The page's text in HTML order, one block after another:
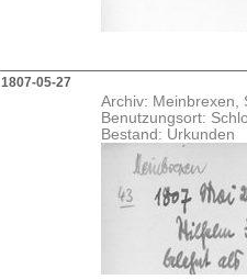
1807-05-27
Archiv: Meinbrexen,
Benutzungsort:
Bestand: Urkunden